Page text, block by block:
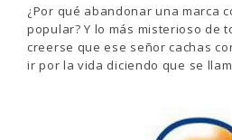
¿Por qué abandonar una marca
popular? Y lo más misterioso de
creerse que ese señor cachas
ir por la vida diciendo que se